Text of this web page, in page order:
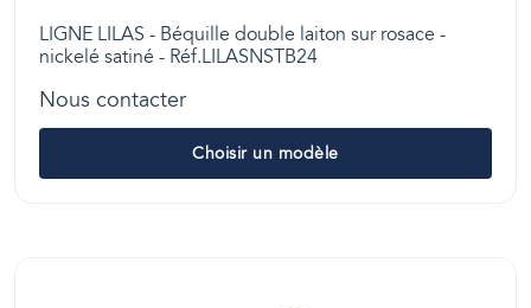
LIGNE LILAS - Béquille double laiton sur rosace -
nickelé satiné - Réf.LILASNSTB24
Nous contacter
Choisir un modèle